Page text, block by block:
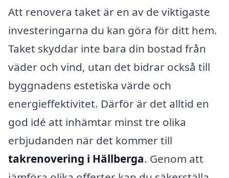
Att renovera taket är en av de viktigaste
investeringarna du kan göra för ditt hem.
Taket skyddar inte bara din bostad från
väder och vind, utan det bidrar också till
byggnadens estetiska värde och
energieffektivitet. Därför är det alltid en
god idé att inhämtar minst tre olika
erbjudanden när det kommer till
takrenovering i Hällberga. Genom att